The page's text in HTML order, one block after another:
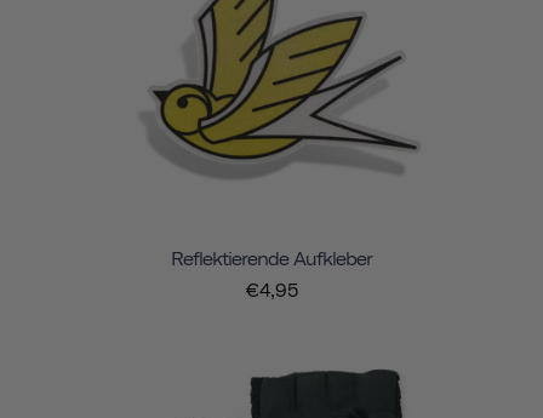
Reflektierende Aufkleber
€4,95